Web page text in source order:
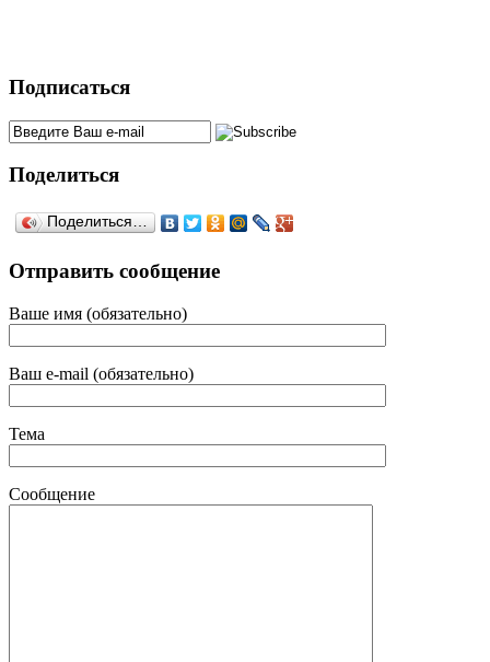
Подписаться
Поделиться
Поделиться…
Отправить сообщение
Ваше имя (обязательно)
Ваш e-mail (обязательно)
Тема
Сообщение